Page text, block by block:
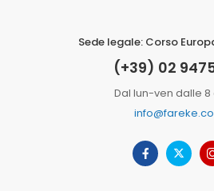
Sede legale: Corso
(+39) 02
Dal lun-ven dalle 8